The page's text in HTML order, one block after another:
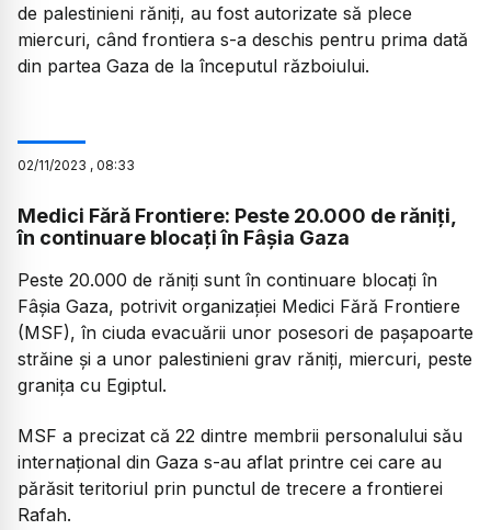
de palestinieni răniți, au fost autorizate să plece
miercuri, când frontiera s-a deschis pentru prima dată
din partea Gaza de la începutul războiului.
02/11/2023 , 08:33
Medici Fără Frontiere: Peste 20.000 de răniți,
în continuare blocați în Fâșia Gaza
Peste 20.000 de răniți sunt în continuare blocați în
Fâșia Gaza, potrivit organizației Medici Fără Frontiere
(MSF), în ciuda evacuării unor posesori de pașapoarte
străine și a unor palestinieni grav răniți, miercuri, peste
granița cu Egiptul.
MSF a precizat că 22 dintre membrii personalului său
internațional din Gaza s-au aflat printre cei care au
părăsit teritoriul prin punctul de trecere a frontierei
Rafah.